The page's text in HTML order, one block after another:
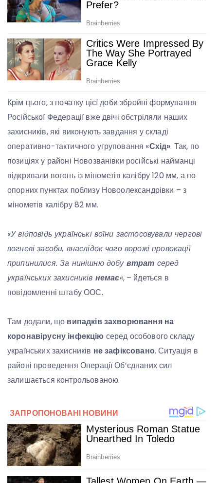
Крім цього, з початку цієї доби збройні формування
Російської Федерації вже двічі обстріляли наших
захисників, які виконують завдання у складі
оперативно-тактичного угруповання «Схід». Так, по
позиціях у районі Новозванівки російські найманці
відкривали вогонь із мінометів калібру 120 мм, а по
опорних пунктах поблизу Новоолександрівки – з
мінометів калібру 82 мм.
«У відповідь українські воїни застосовували чергові
вогневі засоби, внаслідок чого ворожі провокації
припинилися. За нинішню добу втрат серед
українських захисників немає«, – йдеться в
повідомленні штабу ООС.
Там додали, що випадків захворювання на
коронавірусну інфекцію серед особового складу
українських захисників не зафіксовано. Ситуація в
районі проведення Операції Об’єднаних сил
залишається контрольованою.